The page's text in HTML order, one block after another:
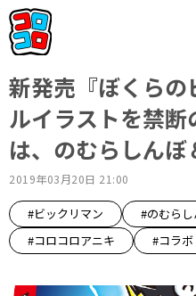
新発売『ぼくら
ルイラストを禁
は、のむらしんぼ
2019年03月20日 21:00
#ビックリマン #のむら
#コロコロアニキ
#コラボ